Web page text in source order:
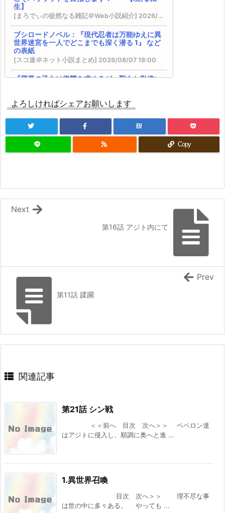
DREノベルス：『魔法の瓶詰職人システィナはく
じけない ~追放された呪われ王女は隠れた才能で
一から幸せを掴みます~』 などの表紙
『異世界★魔法少女― 転生初日に聖女扱いされま
したが、変身が罰ゲームすぎます！ ―』 『臆病魔
術師、カレンの激情 ～ダンジョンという楽園
は、君達に夢を見せるか～』
VRMMOの作品で何かオススメないですかね？ そ
ったよな?剣の魔法じゃなくてさ? ~ギフト「剣魔
法」でゲーム世界を美少女たちと駆け抜ける~』
カクヨム：『スキル無しゴトーさんは最弱のはず
です！～勇者召喚に巻き込まれたモブサラリーマ
ンの異世界冒険記～』 スターツ出版グラストNOV
ELSから書籍化決定！
内政ものでオススメある？ その２０
ら最強悪霊と脳内バトルしてたら魔力量が測定可
能域を超えてました 2 ~悪憑の子の謙虚な覇道
ハーメルン：『最強以外ありえない』 HJノベル
スから書籍化決定！
スニーカー文庫：『幼なじみ嫁のやり直し恋愛ル
ート』 などの表紙
生】
[まろでぃの徒然なる雑記＠Web小説紹介] 2026/08/08 09:33
ブシロードノベル：『現代忍者は万能ゆえに異
世界迷宮を一人でどこまでも深く潜る 1』 など
の表紙
[スコ速＠ネット小説まとめ] 2026/08/07 18:00
『薄暮の乙女は復讐を求めるが、聖女と勘違い
異世界で生きる事にした ～授かった『創造魔
法』で最強の剣は作れない～』
[スコ速＠ネット小説まとめ] 2026/08/07 12:00
後世の歴史家いわく、俺は面従腹背の成り上が
り復讐者らしい 【ファンタジー/転生】
お嬢様を救ったらキスをせがまれています~』
などの表紙
[スコ速＠ネット小説まとめ] 2026/08/06 18:00
カクヨム：『終末世界の帰還錬金術師 ～日本
[スコ速＠ネット小説まとめ] 2026/08/06 12:00
ブドウ畑から始まる異世界スローライフ ～社畜
で過労死、スキルは無いけど、しあわせに暮ら
してます～ 【ファンタジー/転生（憑依）】
の表紙
完結済みのおすすめ作品 その１２
ギャルルルル！ギャルが戦車に乗ってやってく
る！ 【ポスト・アポカリプス/完結済み（4.6
[まろでぃの徒然なる雑記＠Web小説紹介] 2026/08/05 08:59
DREノベルス：『魔法の瓶詰職人システィナは
くじけない ~追放された呪われ王女は隠れた才
能で一から幸せを掴みます~』 などの表紙
[スコ速＠ネット小説まとめ] 2026/08/04 18:00
『異世界★魔法少女― 転生初日に聖女扱いされ
ましたが、変身が罰ゲームすぎます！ ―』 『臆
病魔術師、カレンの激情 ～ダンジョンという
よろしければシェアお願いします
B!
Copy
第16話 アジト内にて
Next
第11話 蹂躙
Prev
関連記事
第21話 シン戦
＜＜前へ 目次 次へ＞＞ ペペロン達
はアジトに侵入し、順調に奥へと進 ...
1.異世界召喚
目次 次へ＞＞ 理不尽な事
は世の中に多々ある。 やっても ...